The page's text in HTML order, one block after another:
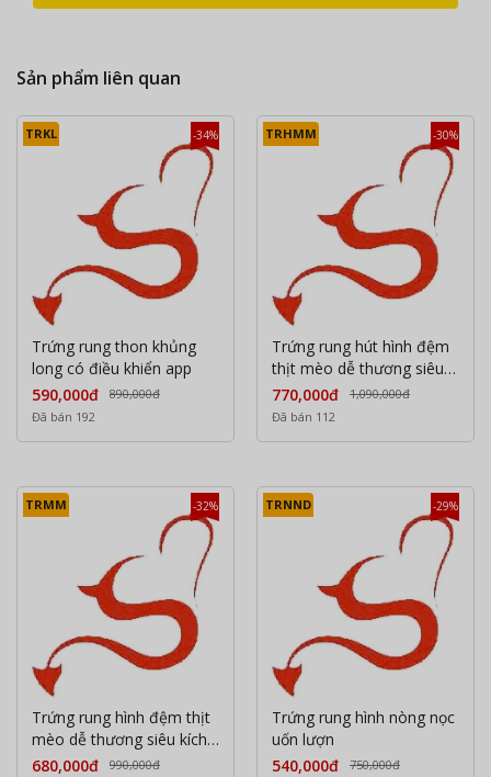
Sản phẩm liên quan
-34%
TRKL
Trứng rung thon khủng
long có điều khiển app
590,000đ
890,000đ
Đã bán 192
-30%
TRHMM
Trứng rung hút hình đệm
thịt mèo dễ thương siêu
kích thích điều khiển qua
APP
770,000đ
1,090,000đ
Đã bán 112
-32%
TRMM
Trứng rung hình đệm thịt
mèo dễ thương siêu kích
thích điều khiển qua APP
680,000đ
990,000đ
-29%
TRNND
Trứng rung hình nòng nọc
uốn lượn
540,000đ
750,000đ